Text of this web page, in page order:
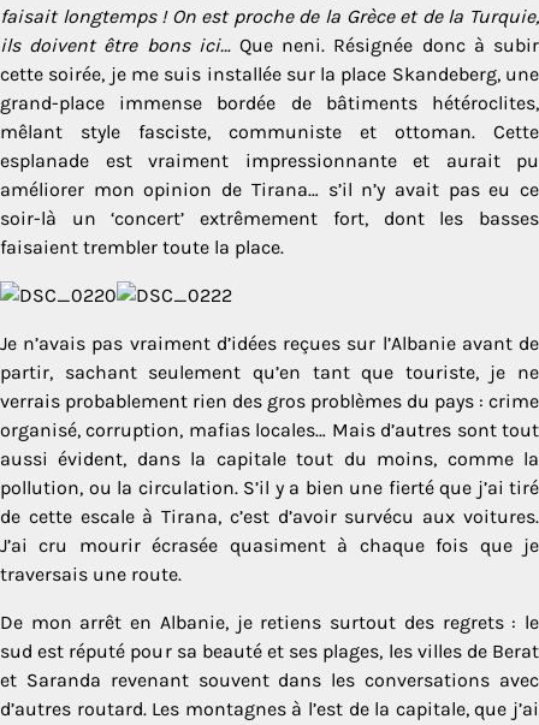
faisait longtemps ! On est proche de la Grèce et de la Turquie,
ils doivent être bons ici…Que neni. Résignée donc à subir
cette soirée, je me suis installée sur la place Skandeberg, une
grand-place immense bordée de bâtiments hétéroclites,
mêlant style fasciste, communiste et ottoman. Cette
esplanade est vraiment impressionnante et aurait pu
améliorer mon opinion de Tirana… s’il n’y avait pas eu ce
soir-là un ‘concert’ extrêmement fort, dont les basses
faisaient trembler toute la place.
Je n’avais pas vraiment d’idées reçues sur l’Albanie avant de
partir, sachant seulement qu’en tant que touriste, je ne
verrais probablement rien des gros problèmes du pays : crime
organisé, corruption, mafias locales… Mais d’autres sont tout
aussi évident, dans la capitale tout du moins, comme la
pollution, ou la circulation. S’il y a bien une fierté que j’ai tiré
de cette escale à Tirana, c’est d’avoir survécu aux voitures.
J’ai cru mourir écrasée quasiment à chaque fois que je
traversais une route.
De mon arrêt en Albanie, je retiens surtout des regrets : le
sud est réputé pour sa beauté et ses plages, les villes de Berat
et Saranda revenant souvent dans les conversations avec
d’autres routard. Les montagnes à l’est de la capitale, que j’ai